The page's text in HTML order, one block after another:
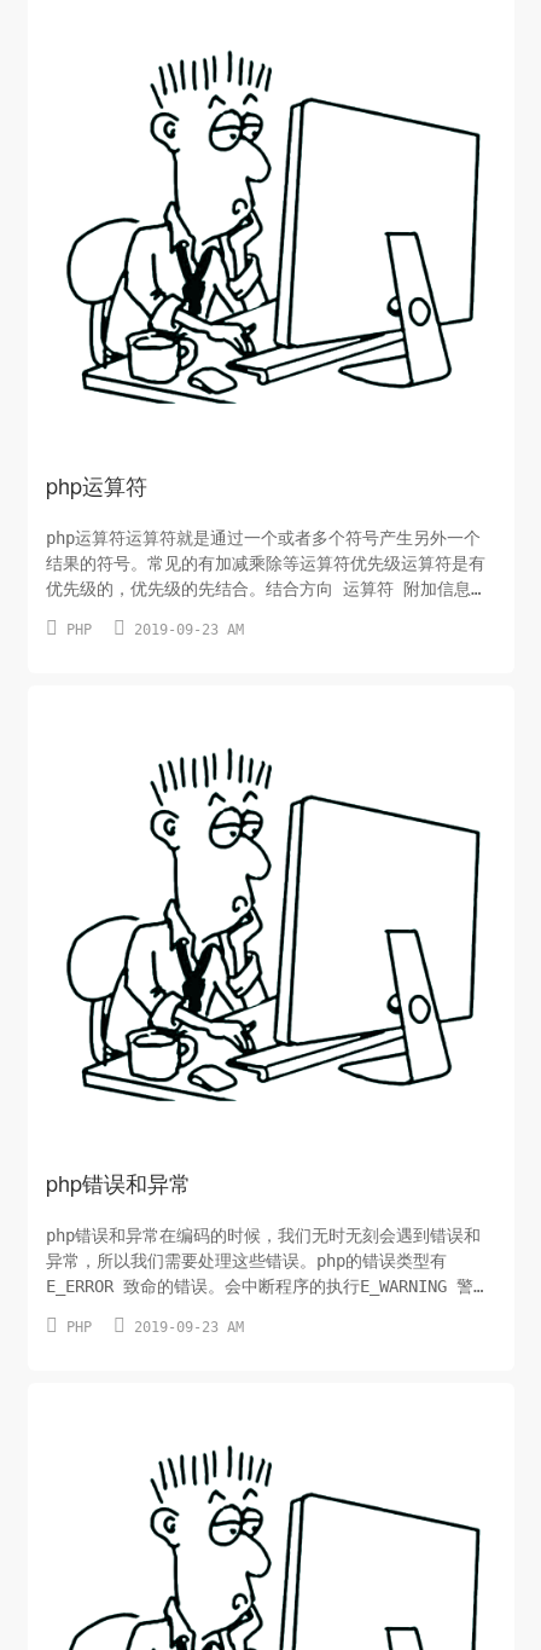
php运算符
php运算符运算符就是通过一个或者多个符号产生另外一个
结果的符号。常见的有加减乘除等运算符优先级运算符是有
优先级的，优先级的先结合。结合方向 运算符 附加信息无
符右 ++ -- ~ (int) (float) (string) (array)
 PHP  2019-09-23 AM
php错误和异常
php错误和异常在编码的时候，我们无时无刻会遇到错误和
异常，所以我们需要处理这些错误。php的错误类型有
E_ERROR 致命的错误。会中断程序的执行E_WARNING 警
遇到可能会表现为错误的情况E_PARSE 解析错误，一般是语
 PHP  2019-09-23 AM